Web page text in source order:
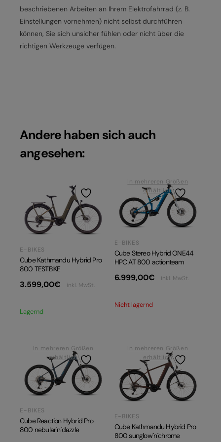
beschriebenen Arbeiten an Ihrem Elektrofahrrad (z. B.
Einstellungen vornehmen) nicht selbst durchführen
können, Sie sich unsicher fühlen oder nicht über die
richtigen Werkzeuge verfügen.
Andere haben sich auch
angesehen:
E-BIKES
Cube Kathmandu Hybrid Pro
800 TESTBIKE
3.599,00€ inkl. MwSt.
Lagernd
In mehreren Größen
erhältlich
E-BIKES
Cube Stereo Hybrid ONE44
HPC AT 800 actionteam
6.999,00€ inkl. MwSt.
Nicht lagernd
In mehreren Größen
erhältlich
E-BIKES
Cube Reaction Hybrid Pro
800 nebular´n´dazzle
In mehreren Größen
erhältlich
E-BIKES
Cube Kathmandu Hybrid Pro
800 sunglow´n´chrome